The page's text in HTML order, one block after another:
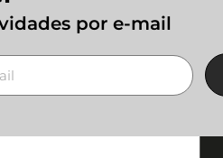
por e-mail